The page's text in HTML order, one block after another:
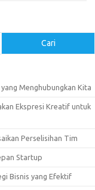
Cari
Menghubungkan Kita
Ekspresi Kreatif untuk
Perselisihan Tim
Startup
Bisnis yang Efektif